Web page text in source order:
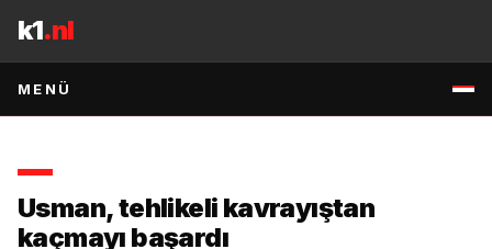
k1.nl
MENÜ
kırarak tehlikeli durumdan kurtuldu.
Usman, tehlikeli kavrayıştan
kaçmayı başardı